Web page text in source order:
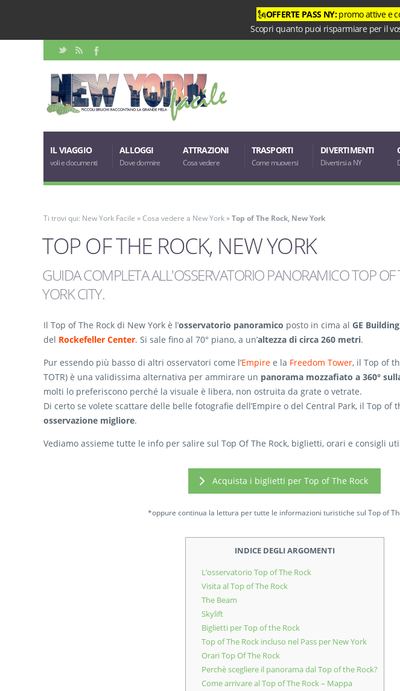
🗽OFFERTE PASS NY:promo attive e
Scopri quanto puoi risparmiare per il
IL VIAGGIO
voli e documenti
ALLOGGI
Dove dormire
ATTRAZIONI
Cosa vedere
TRASPORTI
Come muoversi
DIVERTIMENTI
Divertirsi a NY
Ti trovi qui: New York Facile »Cosa vedere a New York»Top of The Rock, New York
TOP OF THE ROCK, NEW YORK
GUIDA COMPLETA ALL'OSSERVATORIO PANORAMICO TOP
YORK CITY.
Il Top of The Rock di New York è l’osservatorio panoramico posto in cima al GE Building
del Rockefeller Center. Si sale fino al 70° piano, a un’altezza di circa 260 metri.
Pur essendo più basso di altri osservatori come l’Empire e la Freedom Tower, il Top of
TOTR) è una validissima alternativa per ammirare un panorama mozzafiato a 360°
molti lo preferiscono perché la visuale è libera, non ostruita da grate o vetrate.
Di certo se volete scattare delle belle fotografie dell’Empire o del Central Park, il Top of
osservazione migliore.
Vediamo assieme tutte le info per salire sul Top Of The Rock, biglietti, orari e consigli
Acquista i biglietti per Top of The Rock
*oppure continua la lettura per tutte le informazioni turistiche sul Top of
INDICE DEGLI ARGOMENTI
L’osservatorio Top of The Rock
Visita al Top of The Rock
The Beam
Skylift
Biglietti per Top of the Rock
Top of The Rock incluso nel Pass per New York
Orari Top Of The Rock
Perchè scegliere il panorama dal Top of the Rock?
Come arrivare al Top of The Rock – Mappa